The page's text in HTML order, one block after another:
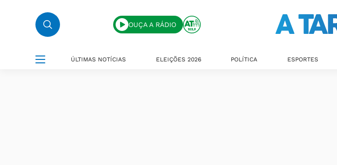
OUÇA A RÁDIO
ÚLTIMAS NOTÍCIAS ELEIÇÕES 2026 POLÍTICA ESPORTES